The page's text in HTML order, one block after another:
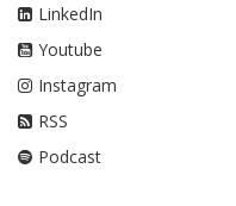
LinkedIn
Youtube
Instagram
RSS
Podcast